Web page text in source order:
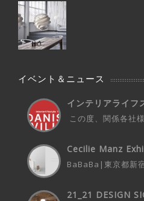
イベント＆ニュース
インテリアライフ
この度、関係各社
Cecilie Manz
BaBaBa|東京都新
21_21 DESIGN